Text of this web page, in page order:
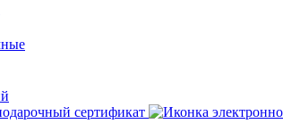
сертификат